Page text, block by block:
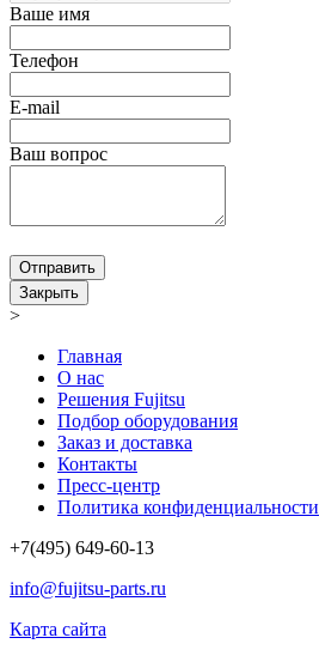
Ваше имя
Телефон
E-mail
Ваш вопрос
Отправить
Закрыть
>
Главная
О нас
Решения Fujitsu
Подбор оборудования
Заказ и доставка
Контакты
Пресс-центр
Политика конфиденциальности
+7(495) 649-60-13
info@fujitsu-parts.ru
Карта сайта